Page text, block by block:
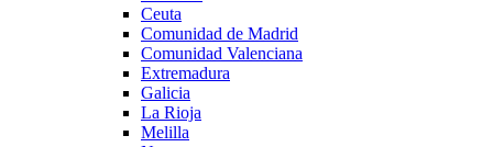
Ceuta
Comunidad de Madrid
Comunidad Valenciana
Extremadura
Galicia
La Rioja
Melilla